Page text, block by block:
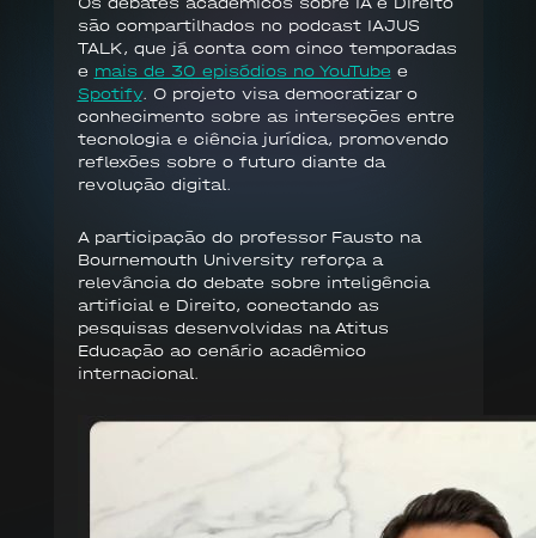
são compartilhados no podcast IAJUS
TALK, que já conta com cinco temporadas
e mais de 30 episódios no YouTube e
Spotify. O projeto visa democratizar o
conhecimento sobre as interseções entre
tecnologia e ciência jurídica, promovendo
reflexões sobre o futuro diante da
revolução digital.
A participação do professor Fausto na
Bournemouth University reforça a
relevância do debate sobre inteligência
artificial e Direito, conectando as
pesquisas desenvolvidas na Atitus
Educação ao cenário acadêmico
internacional.